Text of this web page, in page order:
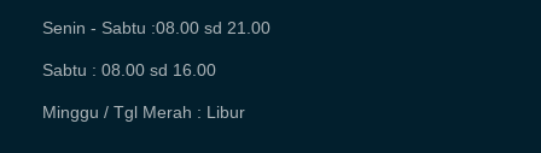
Senin - Sabtu :08.00 sd 21.00
Sabtu : 08.00 sd 16.00
Minggu / Tgl Merah : Libur